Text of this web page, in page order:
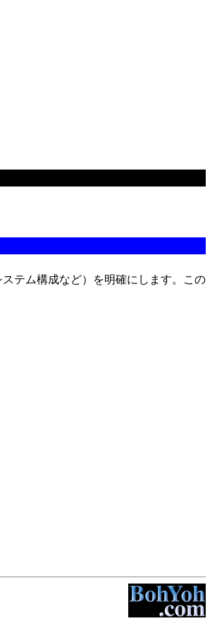
テム構成など）を明確にします。この